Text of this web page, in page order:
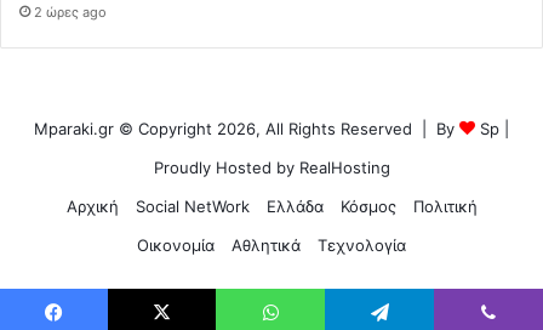
2 ώρες ago
Mparaki.gr © Copyright 2026, All Rights Reserved | By Sp
Proudly Hosted by RealHosting
Αρχική
Social NetWork Ελλάδα Κόσμος
Πολιτική
Οικονομία
Αθλητικά Τεχνολογία